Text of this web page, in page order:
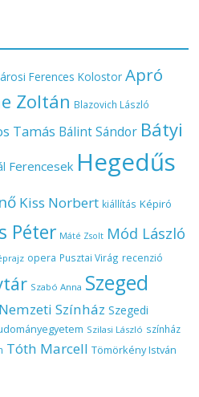
Ferences Kolostor Apró
Zoltán Blazovich László
Tamás Bálint Sándor Bátyi
Ferencesek Hegedűs
Kiss Norbert kiállítás Képiró
Péter Máté Zsolt Mód László
opera Pusztai Virág recenzió
Szabó Anna Szeged
Színház Szegedi
Szilasi László színház
Tóth Marcell Tömörkény István